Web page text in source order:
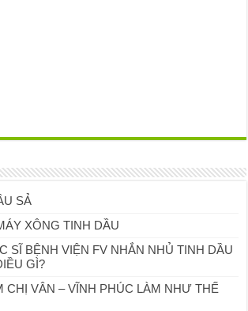
SẢ
XÔNG TINH DẦU
SĨ BỆNH VIỆN FV NHẮN NHỦ TINH DẦU
GÌ?
CHỊ VÂN – VĨNH PHÚC LÀM NHƯ THẾ